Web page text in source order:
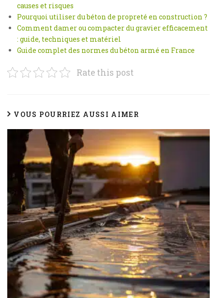
causes et risques
Pourquoi utiliser du béton de propreté en construction ?
Comment damer ou compacter du gravier efficacement
: guide, techniques et matériel
Guide complet des normes du béton armé en France
Rate this post
VOUS POURRIEZ AUSSI AIMER